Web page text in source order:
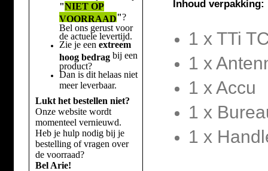
"NIET OP
VOORRAAD"?
Bel ons gerust voor
de actuele levertijd.
Zie je een extreem
hoog bedragbij een
product?
Dan is dit helaas niet
meer leverbaar.
Lukt het bestellen niet?
Onze website wordt
momenteel vernieuwd.
Heb je hulp nodig bij je
bestelling of vragen over
de voorraad?
Bel Arie!
Inhoud verpakking:
1 x TTi
1 x
1 x Accu
1 x
1 x